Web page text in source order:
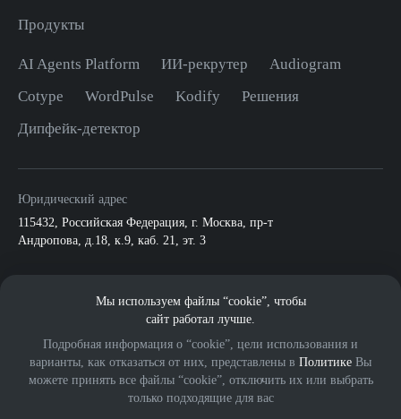
Продукты
AI Agents Platform ИИ-рекрутер
Audiogram
Cotype
WordPulse Kodify
Решения
Дипфейк-детектор
Юридический адрес
115432, Российская Федерация, г. Москва, пр-т
Андропова, д.18, к.9, каб. 21, эт. 3
Мы используем файлы “cookie”, чтобы
сайт работал лучше.
Подробная информация о “cookie”, цели использования и
варианты, как отказаться от них, представлены в Политике Вы
можете принять все файлы “cookie”, отключить их или выбрать
только подходящие для вас